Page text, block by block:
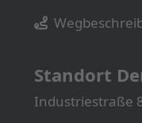
Standort
Industriestraße